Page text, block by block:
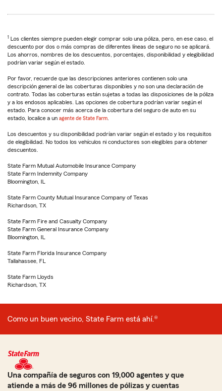
1 Los clientes siempre pueden elegir comprar solo una póliza, pero, en ese caso, el
descuento por dos o más compras de diferentes líneas de seguro no se aplicará.
Los ahorros, nombres de los descuentos, porcentajes, disponibilidad y elegibilidad
podrían variar según el estado.
Por favor, recuerde que las descripciones anteriores contienen solo una
descripción general de las coberturas disponibles y no son una declaración de
contrato. Todas las coberturas están sujetas a todas las disposiciones de la póliza
y a los endosos aplicables. Las opciones de cobertura podrían variar según el
estado. Para conocer más acerca de la cobertura del seguro de auto en su
estado, localice a un agente de State Farm
Los descuentos y su disponibilidad podrían variar según el estado y los requisitos
de elegibilidad. No todos los vehículos ni conductores son elegibles para obtener
descuentos.
State Farm Mutual Automobile Insurance Company
State Farm Indemnity Company
Bloomington, IL
State Farm County Mutual Insurance Company of Texas
Richardson, TX
State Farm Fire and Casualty Company
State Farm General Insurance Company
Bloomington, IL
State Farm Florida Insurance Company
Tallahassee, FL
State Farm Lloyds
Richardson, TX
Como un buen vecino, State Farm está ahí.®
Una compañía de seguros con 19,000 agentes y que
atiende a más de 96 millones de pólizas y cuentas